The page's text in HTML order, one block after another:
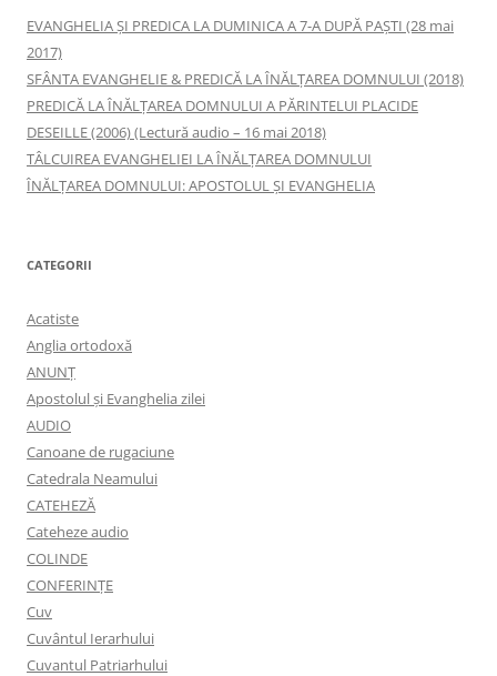
EVANGHELIA ȘI PREDICA LA DUMINICA A 7-A DUPĂ PAȘTI (28 mai
2017)
SFÂNTA EVANGHELIE & PREDICĂ LA ÎNĂLŢAREA DOMNULUI (2018)
PREDICĂ LA ÎNĂLŢAREA DOMNULUI A PĂRINTELUI PLACIDE
DESEILLE (2006) (Lectură audio – 16 mai 2018)
TÂLCUIREA EVANGHELIEI LA ÎNĂLŢAREA DOMNULUI
ÎNĂLŢAREA DOMNULUI: APOSTOLUL ȘI EVANGHELIA
CATEGORII
Acatiste
Anglia ortodoxă
ANUNŢ
Apostolul şi Evanghelia zilei
AUDIO
Canoane de rugaciune
Catedrala Neamului
CATEHEZĂ
Cateheze audio
COLINDE
CONFERINȚE
Cuv
Cuvântul Ierarhului
Cuvantul Patriarhului